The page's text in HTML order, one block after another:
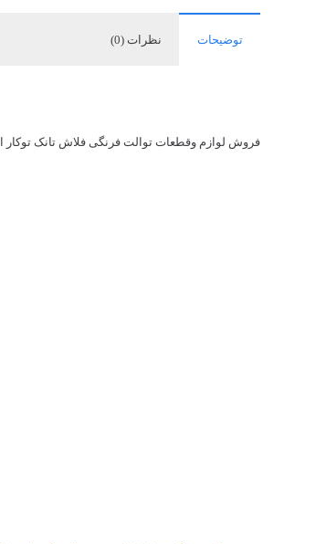
توضیحات نظرات (0)
فروش لوازم وقطعات توالت فرنگی فلاش تانک توکار